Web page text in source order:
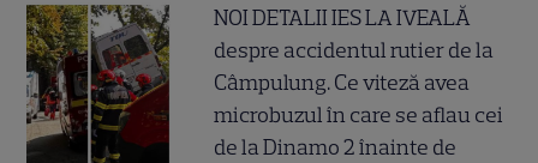
NOI DETALII IES LA IVEALĂ
despre accidentul rutier de la
Câmpulung. Ce viteză avea
microbuzul în care se aflau cei
de la Dinamo 2 înainte de